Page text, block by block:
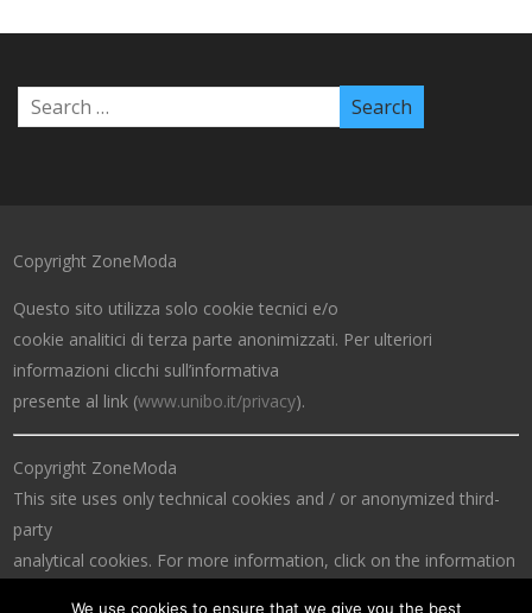
Copyright ZoneModa
Questo sito utilizza solo cookie tecnici e/o
cookie analitici di terza parte anonimizzati. Per ulteriori
informazioni clicchi sull’informativa
presente al link (www.unibo.it/privacy).
Copyright ZoneModa
This site uses only technical cookies and / or anonymized third-
party
analytical cookies. For more information, click on the information
We use cookies to ensure that we give you the best